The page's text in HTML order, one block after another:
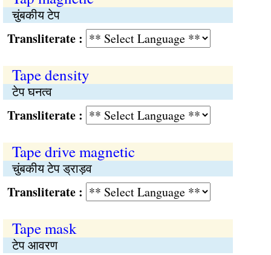
चुंबकीय टेप
:
Tape density
टेप घनत्व
:
Tape drive magnetic
चुंबकीय टेप ड्राड़व
:
Tape mask
टेप आवरण